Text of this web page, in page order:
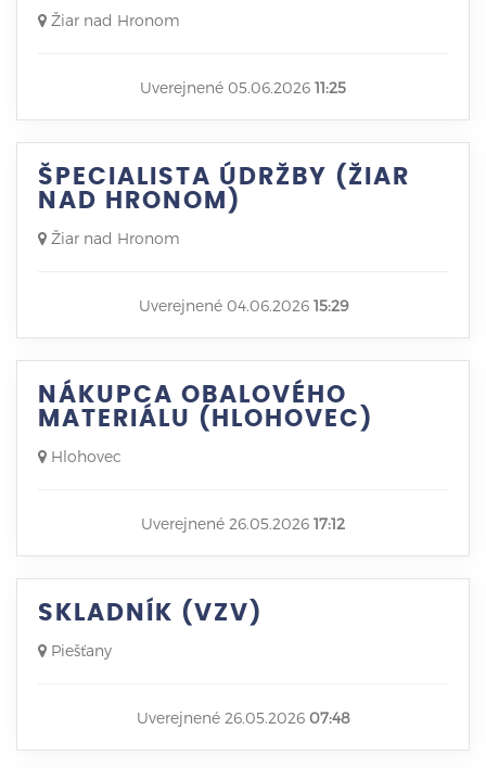
Žiar nad Hronom
Uverejnené 05.06.2026 11:25
ŠPECIALISTA ÚDRŽBY (ŽIAR
NAD HRONOM)
Žiar nad Hronom
Uverejnené 04.06.2026 15:29
NÁKUPCA OBALOVÉHO
MATERIÁLU (HLOHOVEC)
Hlohovec
Uverejnené 26.05.2026 17:12
SKLADNÍK (VZV)
Piešťany
Uverejnené 26.05.2026 07:48